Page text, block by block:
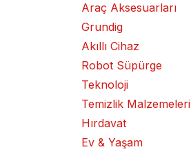
Araç Aksesuarları
Grundig
Akıllı Cihaz
Robot Süpürge
Teknoloji
Temizlik Malzemeleri
Hırdavat
Ev & Yaşam